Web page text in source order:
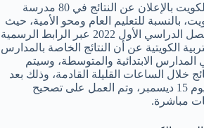
قامت وزارة التربية في الكويت بالإعلان عن النتائج في 80 مدرسة
بالنسبة للتعليم العام ومحو الأمية، حيث
تم رفع نتائج امتحانات الفصل الدراسي الأول 2022 عبر الرابط الرسمية
الكويتية عن أن النتائج الخاصة بالمدارس
المدارس الابتدائية والمتوسطة، وسيتم
خلال الساعات القليلة القادمة، وذلك بعد
أن انتهت الامتحانات في يوم 15 ديسمبر، وتم العمل على تصحيح
مباشرة.